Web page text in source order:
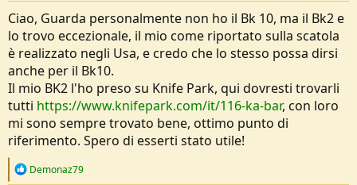
Ciao, Guarda personalmente non ho il Bk 10, ma il Bk2 e
lo trovo eccezionale, il mio come riportato sulla scatola
è realizzato negli Usa, e credo che lo stesso possa dirsi
anche per il Bk10.
Il mio BK2 l'ho preso su Knife Park, qui dovresti trovarli
tutti https://www.knifepark.com/it/116-ka-bar, con loro
mi sono sempre trovato bene, ottimo punto di
riferimento. Spero di esserti stato utile!
R
Demonaz79